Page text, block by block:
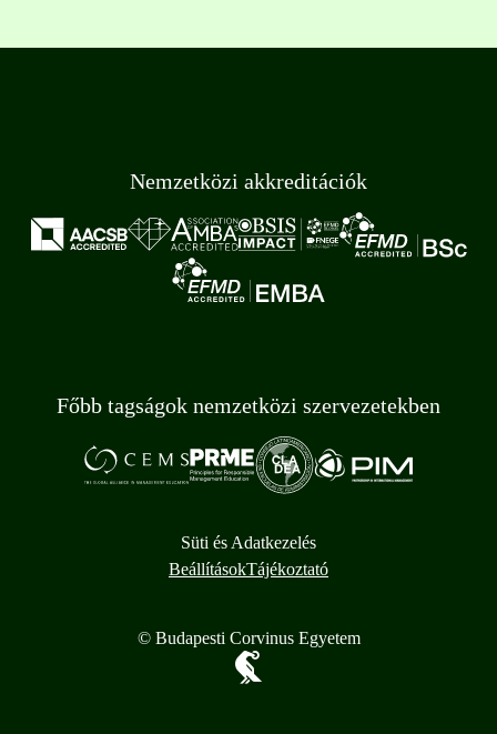
Nemzetközi akkreditációk
Főbb tagságok nemzetközi szervezetekben
Süti és Adatkezelés
BeállításokTájékoztató
© Budapesti Corvinus Egyetem